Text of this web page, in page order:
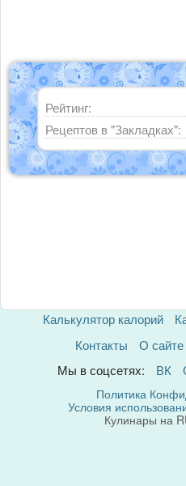
Рейтинг:
Рецептов в "Закладках":
Калькулятор калорий
Контакты
О сайте
Мы в соцсетях:
ВК
Политика
Условия
Кулинары на